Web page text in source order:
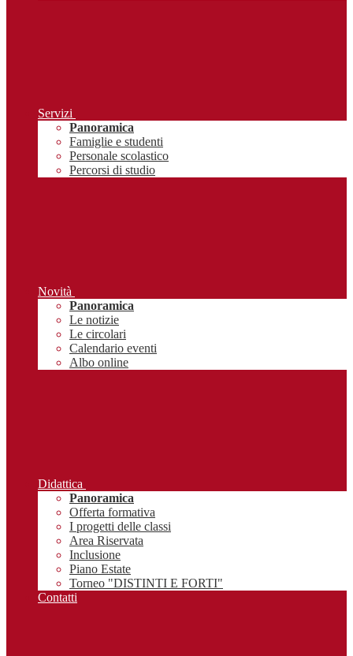
Servizi
Panoramica
Famiglie e studenti
Personale scolastico
Percorsi di studio
Novità
Panoramica
Le notizie
Le circolari
Calendario eventi
Albo online
Didattica
Panoramica
Offerta formativa
I progetti delle classi
Area Riservata
Inclusione
Piano Estate
Torneo "DISTINTI E FORTI"
Contatti